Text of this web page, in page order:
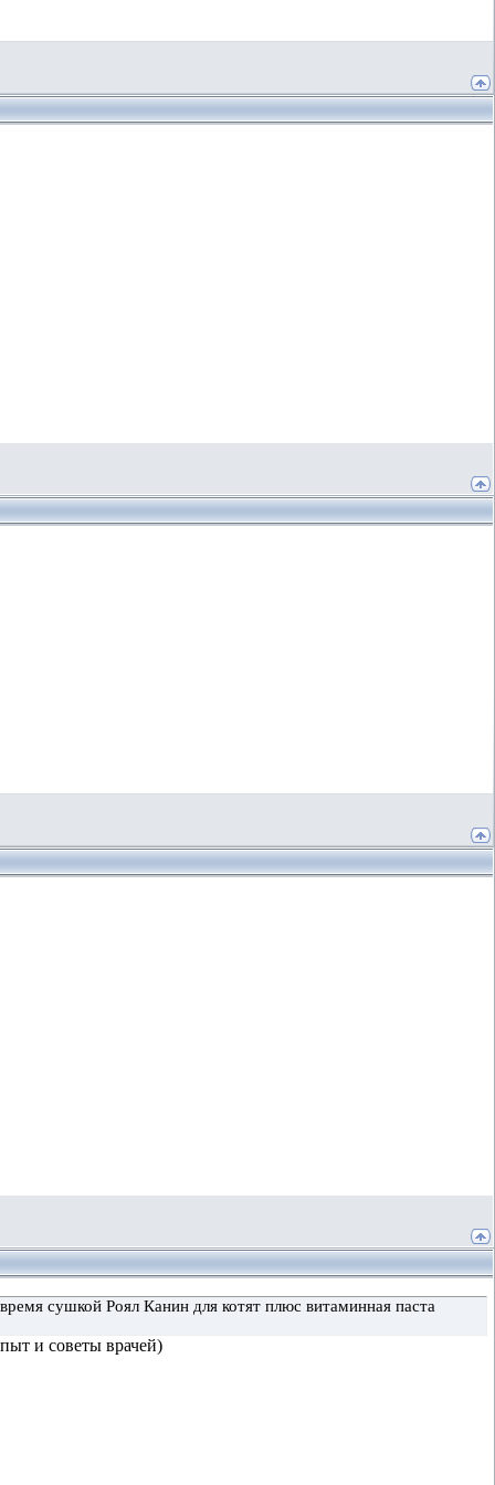
сушкой Роял Канин для котят плюс витаминная паста
и советы врачей)